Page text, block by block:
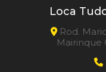
Loca
Rod.
Mairinque